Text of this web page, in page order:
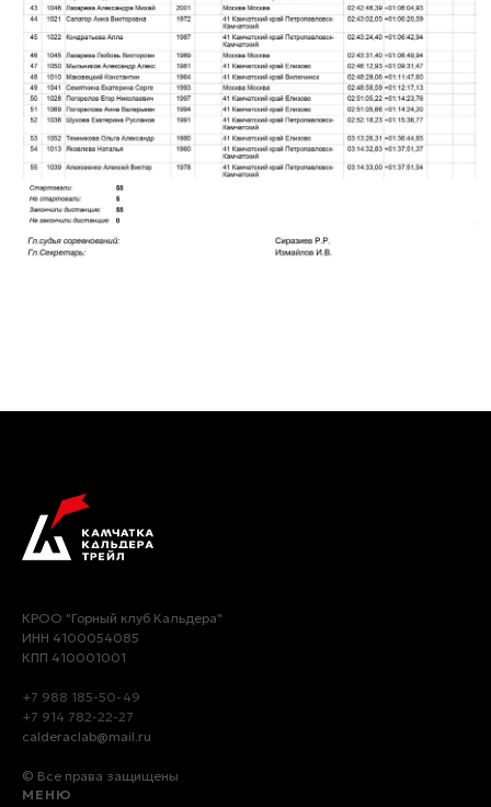
КРОО "Горный клуб Кальдера"
ИНН 4100054085
КПП 410001001
+7 988 185-50-49
+7 914 782-22-27
calderaclab@mail.ru
© Все права защищены
МЕНЮ